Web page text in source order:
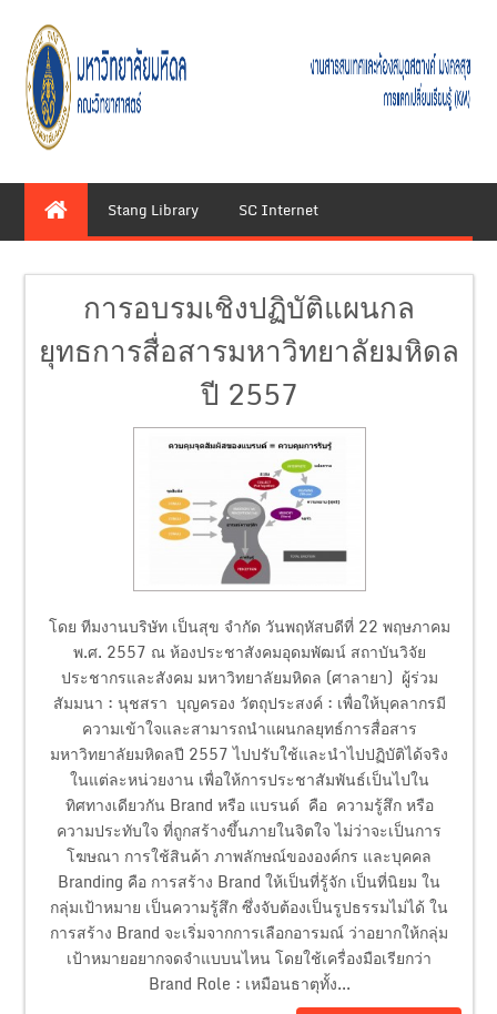
Stang Library SC Internet
การอบรมเชิงปฏิบัติแผนกล
ยุทธการสื่อสารมหาวิทยาลัยมหิดล
ปี 2557
โดย ทีมงานบริษัท เป็นสุข จำกัด วันพฤหัสบดีที่ 22 พฤษภาคม
พ.ศ. 2557 ณ ห้องประชาสังคมอุดมพัฒน์ สถาบันวิจัย
ประชากรและสังคม มหาวิทยาลัยมหิดล (ศาลายา) ผู้ร่วม
สัมมนา : นุชสรา บุญครอง วัตถุประสงค์ : เพื่อให้บุคลากรมี
ความเข้าใจและสามารถนำแผนกลยุทธ์การสื่อสาร
มหาวิทยาลัยมหิดลปี 2557 ไปปรับใช้และนำไปปฏิบัติได้จริง
ในแต่ละหน่วยงาน เพื่อให้การประชาสัมพันธ์เป็นไปใน
ทิศทางเดียวกัน Brand หรือ แบรนด์ คือ ความรู้สึก หรือ
ความประทับใจ ที่ถูกสร้างขึ้นภายในจิตใจ ไม่ว่าจะเป็นการ
โฆษณา การใช้สินค้า ภาพลักษณ์ขององค์กร และบุคคล
Branding คือ การสร้าง Brand ให้เป็นที่รู้จัก เป็นที่นิยม ใน
กลุ่มเป้าหมาย เป็นความรู้สึก ซึ่งจับต้องเป็นรูปธรรมไม่ได้ ใน
การสร้าง Brand จะเริ่มจากการเลือกอารมณ์ ว่าอยากให้กลุ่ม
เป้าหมายอยากจดจำแบบนไหน โดยใช้เครื่องมือเรียกว่า
Brand Role : เหมือนธาตุทั้ง...